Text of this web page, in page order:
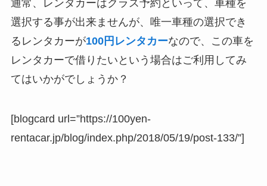
通常、レンタカーはクラス予約といって、車種を
選択する事が出来ませんが、唯一車種の選択でき
るレンタカーが100円レンタカーなので、この車を
レンタカーで借りたいという場合はご利用してみ
てはいかがでしょうか？
[blogcard url=”https://100yen-
rentacar.jp/blog/index.php/2018/05/19/post-133/”]